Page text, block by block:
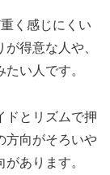
く感じにくい
得意な人や、
い人です。
ドとリズムで押
方向がそろいや
あります。